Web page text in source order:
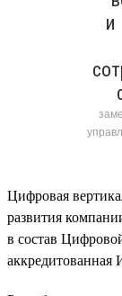
и
Цифровая
развития
в состав